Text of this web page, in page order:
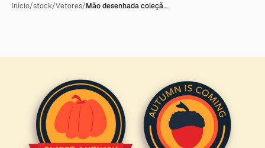
Início/stock/Vetores/Mão desenhada coleçã…